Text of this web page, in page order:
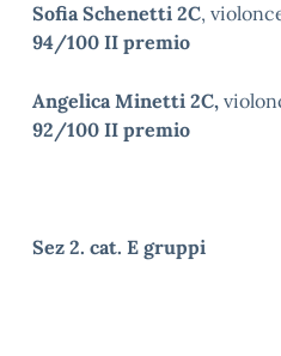
Sofia Schenetti 2C,
94/100 II premio
Angelica Minetti 2C,
92/100 II premio
Sez 2. cat. E gruppi